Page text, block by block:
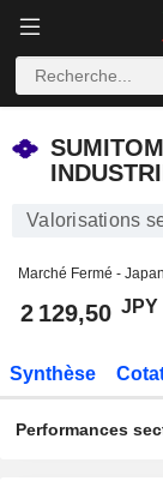
Valorisations
Marché Fermé -
2 129,50 JPY
Synthèse
Performances